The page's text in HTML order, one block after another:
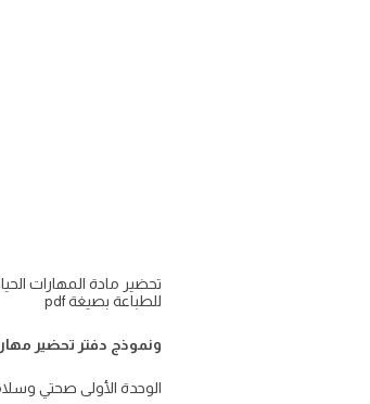
للطباعة بصيغة pdf
ونموذج دفتر تحضير
الوحدة الأولى صحتي